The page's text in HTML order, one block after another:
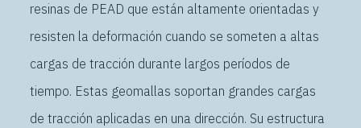
resinas de PEAD que están altamente orientadas y
resisten la deformación cuando se someten a altas
cargas de tracción durante largos períodos de
tiempo. Estas geomallas soportan grandes cargas
de tracción aplicadas en una dirección. Su estructura